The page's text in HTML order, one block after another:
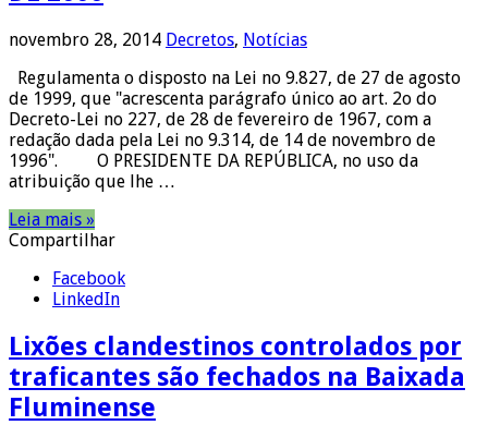
novembro 28, 2014 Decretos, Notícias
Regulamenta o disposto na Lei no 9.827, de 27 de agosto
de 1999, que "acrescenta parágrafo único ao art. 2o do
Decreto-Lei no 227, de 28 de fevereiro de 1967, com a
redação dada pela Lei no 9.314, de 14 de novembro de
1996". O PRESIDENTE DA REPÚBLICA, no uso da
atribuição que lhe …
Leia mais »
Compartilhar
Facebook
LinkedIn
Lixões clandestinos controlados por
traficantes são fechados na Baixada
Fluminense